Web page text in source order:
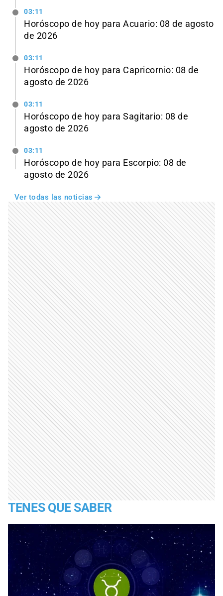
03:11
Horóscopo de hoy para Acuario: 08 de agosto
de 2026
03:11
Horóscopo de hoy para Capricornio: 08 de
agosto de 2026
03:11
Horóscopo de hoy para Sagitario: 08 de
agosto de 2026
03:11
Horóscopo de hoy para Escorpio: 08 de
agosto de 2026
Ver todas las noticias
TENES QUE SABER